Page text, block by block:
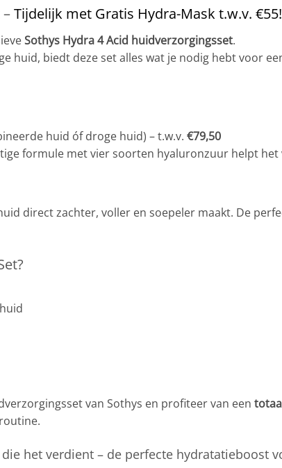
Tijdelijk met Gratis Hydra-Mask t.w.v. €55!
Sothys Hydra 4 Acid huidverzorgingsset.
huid, biedt deze set alles wat je nodig hebt voor
huid óf droge huid) – t.w.v. €79,50
formule met vier soorten hyaluronzuur helpt
direct zachter, voller en soepeler maakt. De
van Sothys en profiteer van een
het verdient – de perfecte hydratatieboost